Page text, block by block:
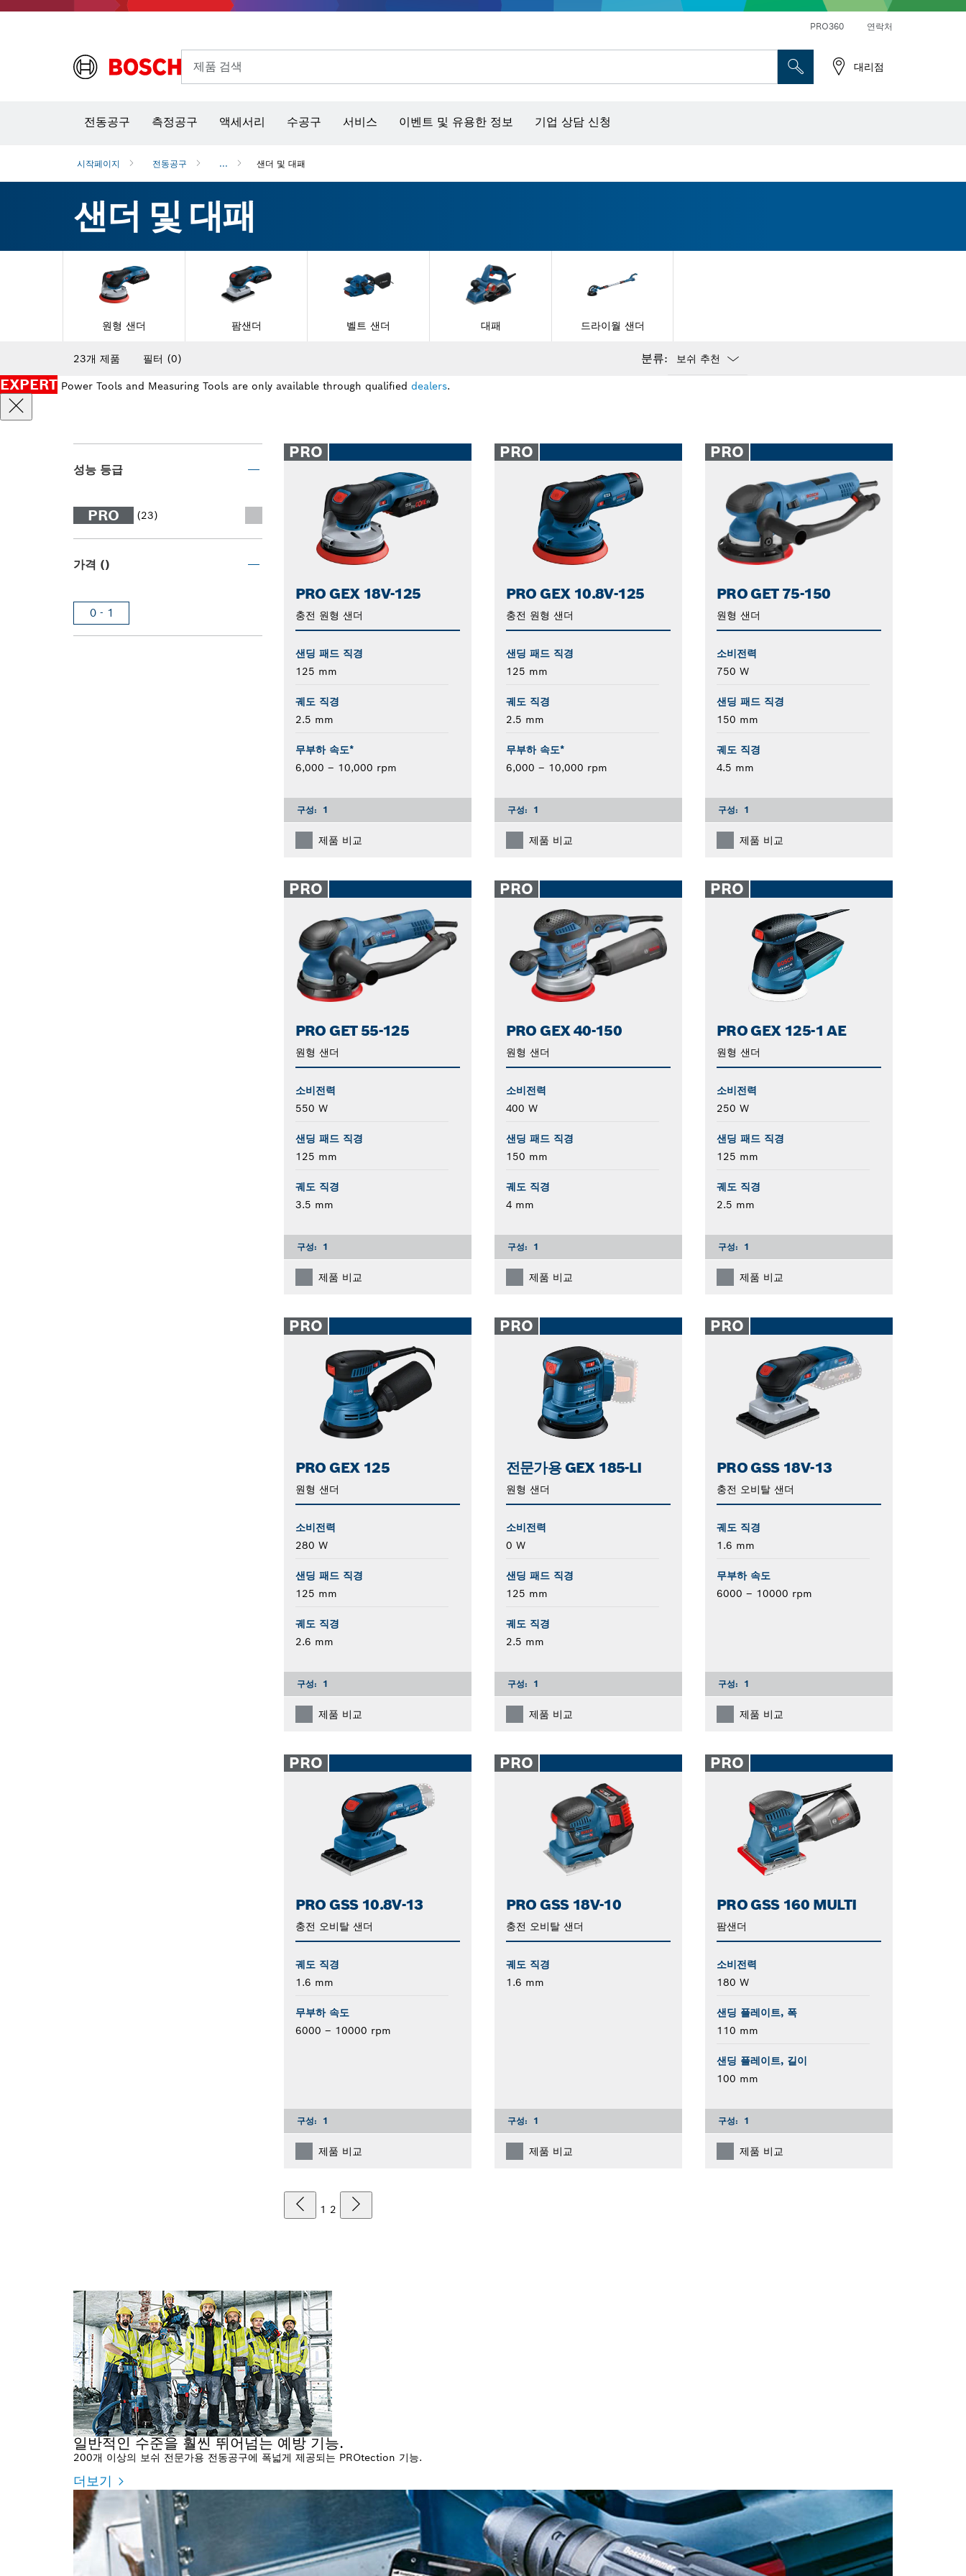
PRO360 연락처
제품 검색 대리점
전동공구 측정공구 액세서리 수공구 서비스 이벤트 및 유용한 정보 기업 상담 신청
시작페이지 전동공구 ... 샌더 및 대패
샌더 및 대패
원형 샌더 팜샌더 벨트 샌더 대패 드라이월 샌더
23개 제품 필터 (0) 분류:
EXPERT Power Tools and Measuring Tools are only available through qualified dealers.
성능 등급
PRO (23)
가격 ()
0 - 1
PRO
PRO GEX 18V-125
충전 원형 샌더
샌딩 패드 직경
125 mm
궤도 직경
2.5 mm
무부하 속도*
6,000 – 10,000 rpm
구성: 1
제품 비교
PRO
PRO GEX 10.8V-125
충전 원형 샌더
샌딩 패드 직경
125 mm
궤도 직경
2.5 mm
무부하 속도*
6,000 – 10,000 rpm
구성: 1
제품 비교
PRO
PRO GET 75-150
원형 샌더
소비전력
750 W
샌딩 패드 직경
150 mm
궤도 직경
4.5 mm
구성: 1
제품 비교
PRO
PRO GET 55-125
원형 샌더
소비전력
550 W
샌딩 패드 직경
125 mm
궤도 직경
3.5 mm
구성: 1
제품 비교
PRO
PRO GEX 40-150
원형 샌더
소비전력
400 W
샌딩 패드 직경
150 mm
궤도 직경
4 mm
구성: 1
제품 비교
PRO
PRO GEX 125-1 AE
원형 샌더
소비전력
250 W
샌딩 패드 직경
125 mm
궤도 직경
2.5 mm
구성: 1
제품 비교
PRO
PRO GEX 125
원형 샌더
소비전력
280 W
샌딩 패드 직경
125 mm
궤도 직경
2.6 mm
구성: 1
제품 비교
PRO
전문가용 GEX 185-LI
원형 샌더
소비전력
0 W
샌딩 패드 직경
125 mm
궤도 직경
2.5 mm
구성: 1
제품 비교
PRO
PRO GSS 18V-13
충전 오비탈 샌더
궤도 직경
1.6 mm
무부하 속도
6000 – 10000 rpm
구성: 1
제품 비교
PRO
PRO GSS 10.8V-13
충전 오비탈 샌더
궤도 직경
1.6 mm
무부하 속도
6000 – 10000 rpm
구성: 1
제품 비교
PRO
PRO GSS 18V-10
충전 오비탈 샌더
궤도 직경
1.6 mm
구성: 1
제품 비교
PRO
PRO GSS 160 MULTI
팜샌더
소비전력
180 W
샌딩 플레이트, 폭
110 mm
샌딩 플레이트, 길이
100 mm
구성: 1
제품 비교
1 2
일반적인 수준을 훨씬 뛰어넘는 예방 기능.
200개 이상의 보쉬 전문가용 전동공구에 폭넓게 제공되는 PROtection 기능.
더보기